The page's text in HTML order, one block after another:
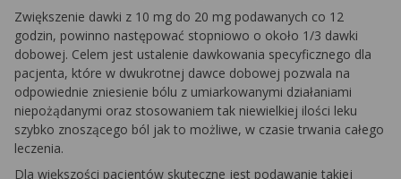
Zwiększenie dawki z 10 mg do 20 mg podawanych co 12
godzin, powinno następować stopniowo o około 1/3 dawki
dobowej. Celem jest ustalenie dawkowania specyficznego dla
pacjenta, które w dwukrotnej dawce dobowej pozwala na
odpowiednie zniesienie bólu z umiarkowanymi działaniami
niepożądanymi oraz stosowaniem tak niewielkiej ilości leku
szybko znoszącego ból jak to możliwe, w czasie trwania całego
leczenia.
Dla większości pacjentów skuteczne jest podawanie takiej